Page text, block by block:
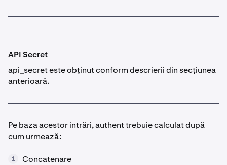
API Secret
api_secret este obținut conform descrierii din secțiunea
anterioară.
Pe baza acestor intrări, authent trebuie calculat după
cum urmează:
1
Concatenare